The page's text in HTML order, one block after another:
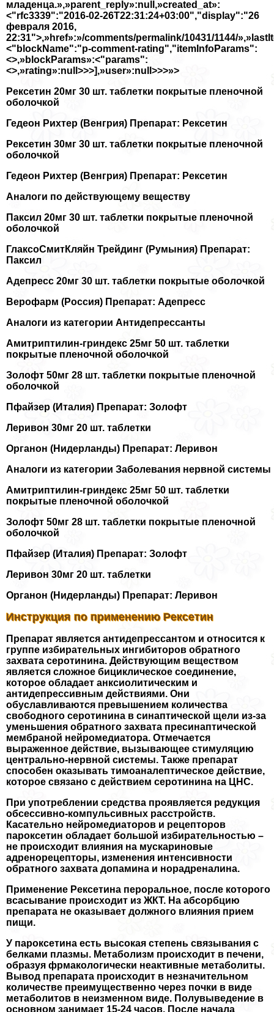
младенца.»,»parent_reply»:null,»created_at»:
<"rfc3339":"2016-02-26T22:31:24+03:00","display":"26
февраля 2016,
22:31">,»href»:»/comments/permalink/10431/1144/
<"blockName":"p-comment-rating","itemInfoParams":
<>,»blockParams»:<"params":
<>,»rating»:null>>>],»user»:null>>>»>
Рексетин 20мг 30 шт. таблетки покрытые пленочной
оболочкой
Гедеон Рихтер (Венгрия) Препарат: Рексетин
Рексетин 30мг 30 шт. таблетки покрытые пленочной
оболочкой
Гедеон Рихтер (Венгрия) Препарат: Рексетин
Аналоги по действующему веществу
Паксил 20мг 30 шт. таблетки покрытые пленочной
оболочкой
ГлаксоСмитКляйн Трейдинг (Румыния) Препарат:
Паксил
Адепресс 20мг 30 шт. таблетки покрытые оболочкой
Верофарм (Россия) Препарат: Адепресс
Аналоги из категории Антидепрессанты
Амитриптилин-гриндекс 25мг 50 шт. таблетки
покрытые пленочной оболочкой
Золофт 50мг 28 шт. таблетки покрытые пленочной
оболочкой
Пфайзер (Италия) Препарат: Золофт
Леривон 30мг 20 шт. таблетки
Органон (Нидерланды) Препарат: Леривон
Аналоги из категории Заболевания нервной системы
Амитриптилин-гриндекс 25мг 50 шт. таблетки
покрытые пленочной оболочкой
Золофт 50мг 28 шт. таблетки покрытые пленочной
оболочкой
Пфайзер (Италия) Препарат: Золофт
Леривон 30мг 20 шт. таблетки
Органон (Нидерланды) Препарат: Леривон
Инструкция по применению Рексетин
Препарат является антидепрессантом и относится к
группе избирательных ингибиторов обратного
захвата серотинина. Действующим веществом
является сложное бициклическое соединение,
которое обладает анксиолитическим и
антидепрессивным действиями. Они
обуславливаются превышением количества
свободного серотинина в синаптической щели из-за
уменьшения обратного захвата пресинаптической
мембраной нейромедиатора. Отмечается
выраженное действие, вызывающее стимуляцию
центрально-нервной системы. Также препарат
способен оказывать тимоаналептическое действие,
которое связано с действием серотинина на ЦНС.
При употрeблении средства проявляется редукция
обсессивно-компульсивных расстройств.
Касательно нейромедиаторов и рецепторов
пароксетин обладает большой избирательностью –
не происходит влияния на мускариновые
адренорецепторы, изменения интенсивности
обратного захвата допамина и норадреналина.
Применение Рексетина перopaльное, после которого
всасывание происходит из ЖКТ. На абсорбцию
препарата не оказывает должного влияния прием
пищи.
У пароксетина есть высокая степень связывания с
белками плазмы. Метаболизм происходит в печени,
образуя фрмакологически неактивные метаболиты.
Вывод препарата происходит в незначительном
количестве преимущественно через почки в виде
метаболитов в неизменном виде. Полувыведение в
основном занимает 15-24 часов. После начала